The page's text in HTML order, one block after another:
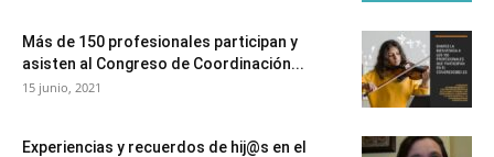
Más de 150 profesionales participan y
asisten al Congreso de Coordinación...
15 junio, 2021
Experiencias y recuerdos de hij@s en el